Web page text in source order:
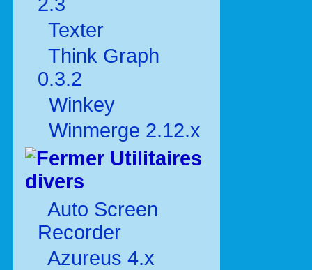
Texter
Think Graph
0.3.2
Winkey
Winmerge 2.12.x
Utilitaires
divers
Auto Screen
Recorder
Azureus 4.x